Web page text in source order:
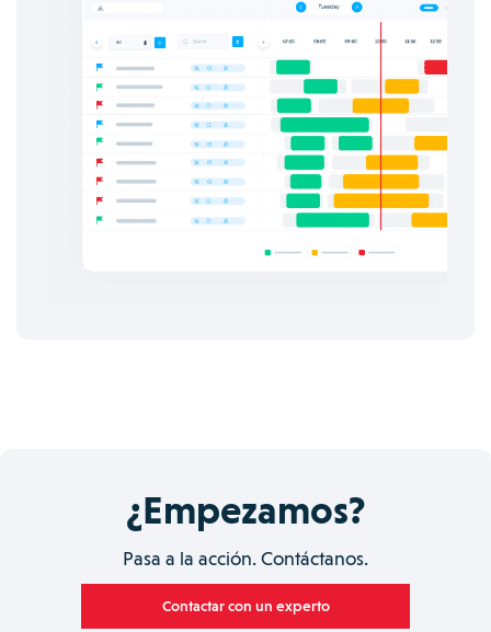
¿Empezamos?
Pasa a la acción. Contáctanos.
Contactar con un experto